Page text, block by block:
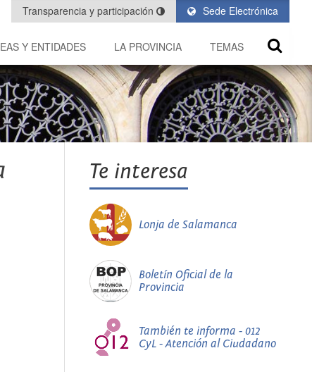
Sede Electrónica
Transparencia y participación
Y ENTIDADES LA PROVINCIA TEMAS
Te interesa
Lonja de Salamanca
Boletín Oficial de la
Provincia
También te informa - 012
CyL - Atención al Ciudadano